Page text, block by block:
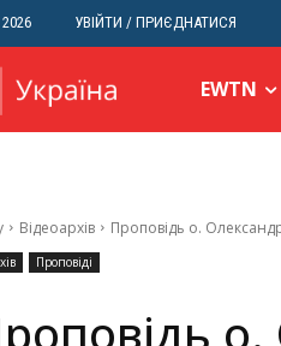
УВІЙТИ / ПРИЄДНАТИСЯ
EWTN
Відеоархів Проповідь о.
Проповіді